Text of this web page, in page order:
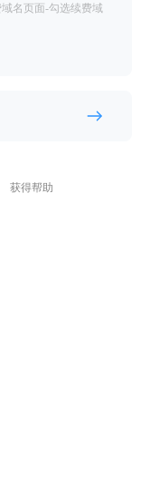
名页面-勾选续费域
获得帮助